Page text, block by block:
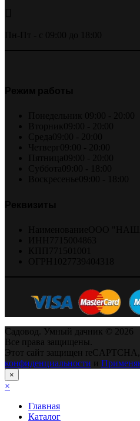
Садовод. Умный дачник © 2026
Все права защищены.
Этот сайт защищен
конфиденциальности и
×
×
Главная
Каталог